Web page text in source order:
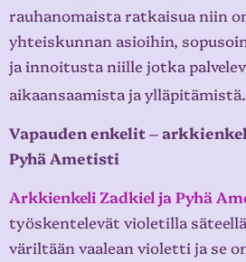
rauhanomaista ratkaisua niin
yhteiskunnan asioihin,
ja innoitusta niille jotka
aikaansaamista ja ylläpitämistä.
Vapauden enkelit –
Pyhä Ametisti
Arkkienkeli Zadkiel ja Pyhä
työskentelevät violetilla
väriltään vaalean violetti ja se